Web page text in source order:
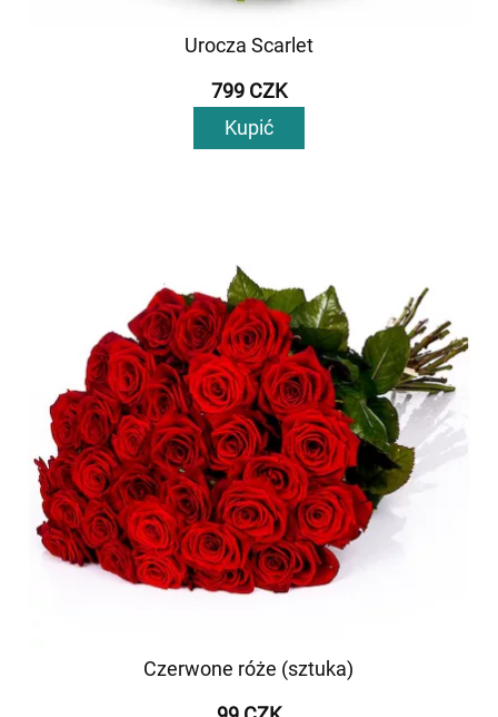
Urocza Scarlet
799 CZK
Kupić
Czerwone róże (sztuka)